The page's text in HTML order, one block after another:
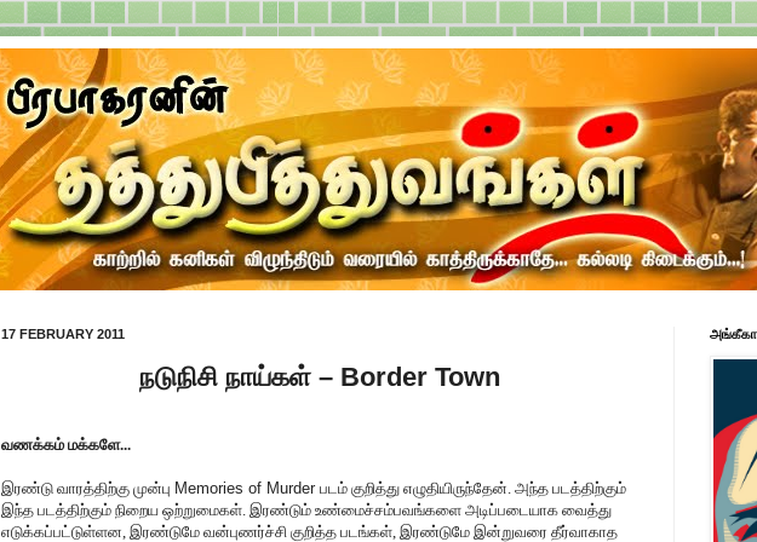
17 FEBRUARY 2011
நடுநிசி நாய்கள் – Border Town
வணக்கம் மக்களே...
இரண்டு வாரத்திற்கு முன்பு Memories of Murder படம் குறித்து எழுதியிருந்தேன். அந்த படத்திற்கும்
இந்த படத்திற்கும் நிறைய ஒற்றுமைகள். இரண்டும் உண்மைச்சம்பவங்களை அடிப்படையாக வைத்து
எடுக்கப்பட்டுள்ளன, இரண்டுமே வன்புணர்ச்சி குறித்த படங்கள், இரண்டுமே இன்றுவரை தீர்வாகாத